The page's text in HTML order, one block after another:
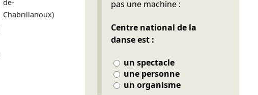
de-
Chabrillanoux)
pas une machine :
Centre national de la
danse est :
un spectacle
une personne
un organisme